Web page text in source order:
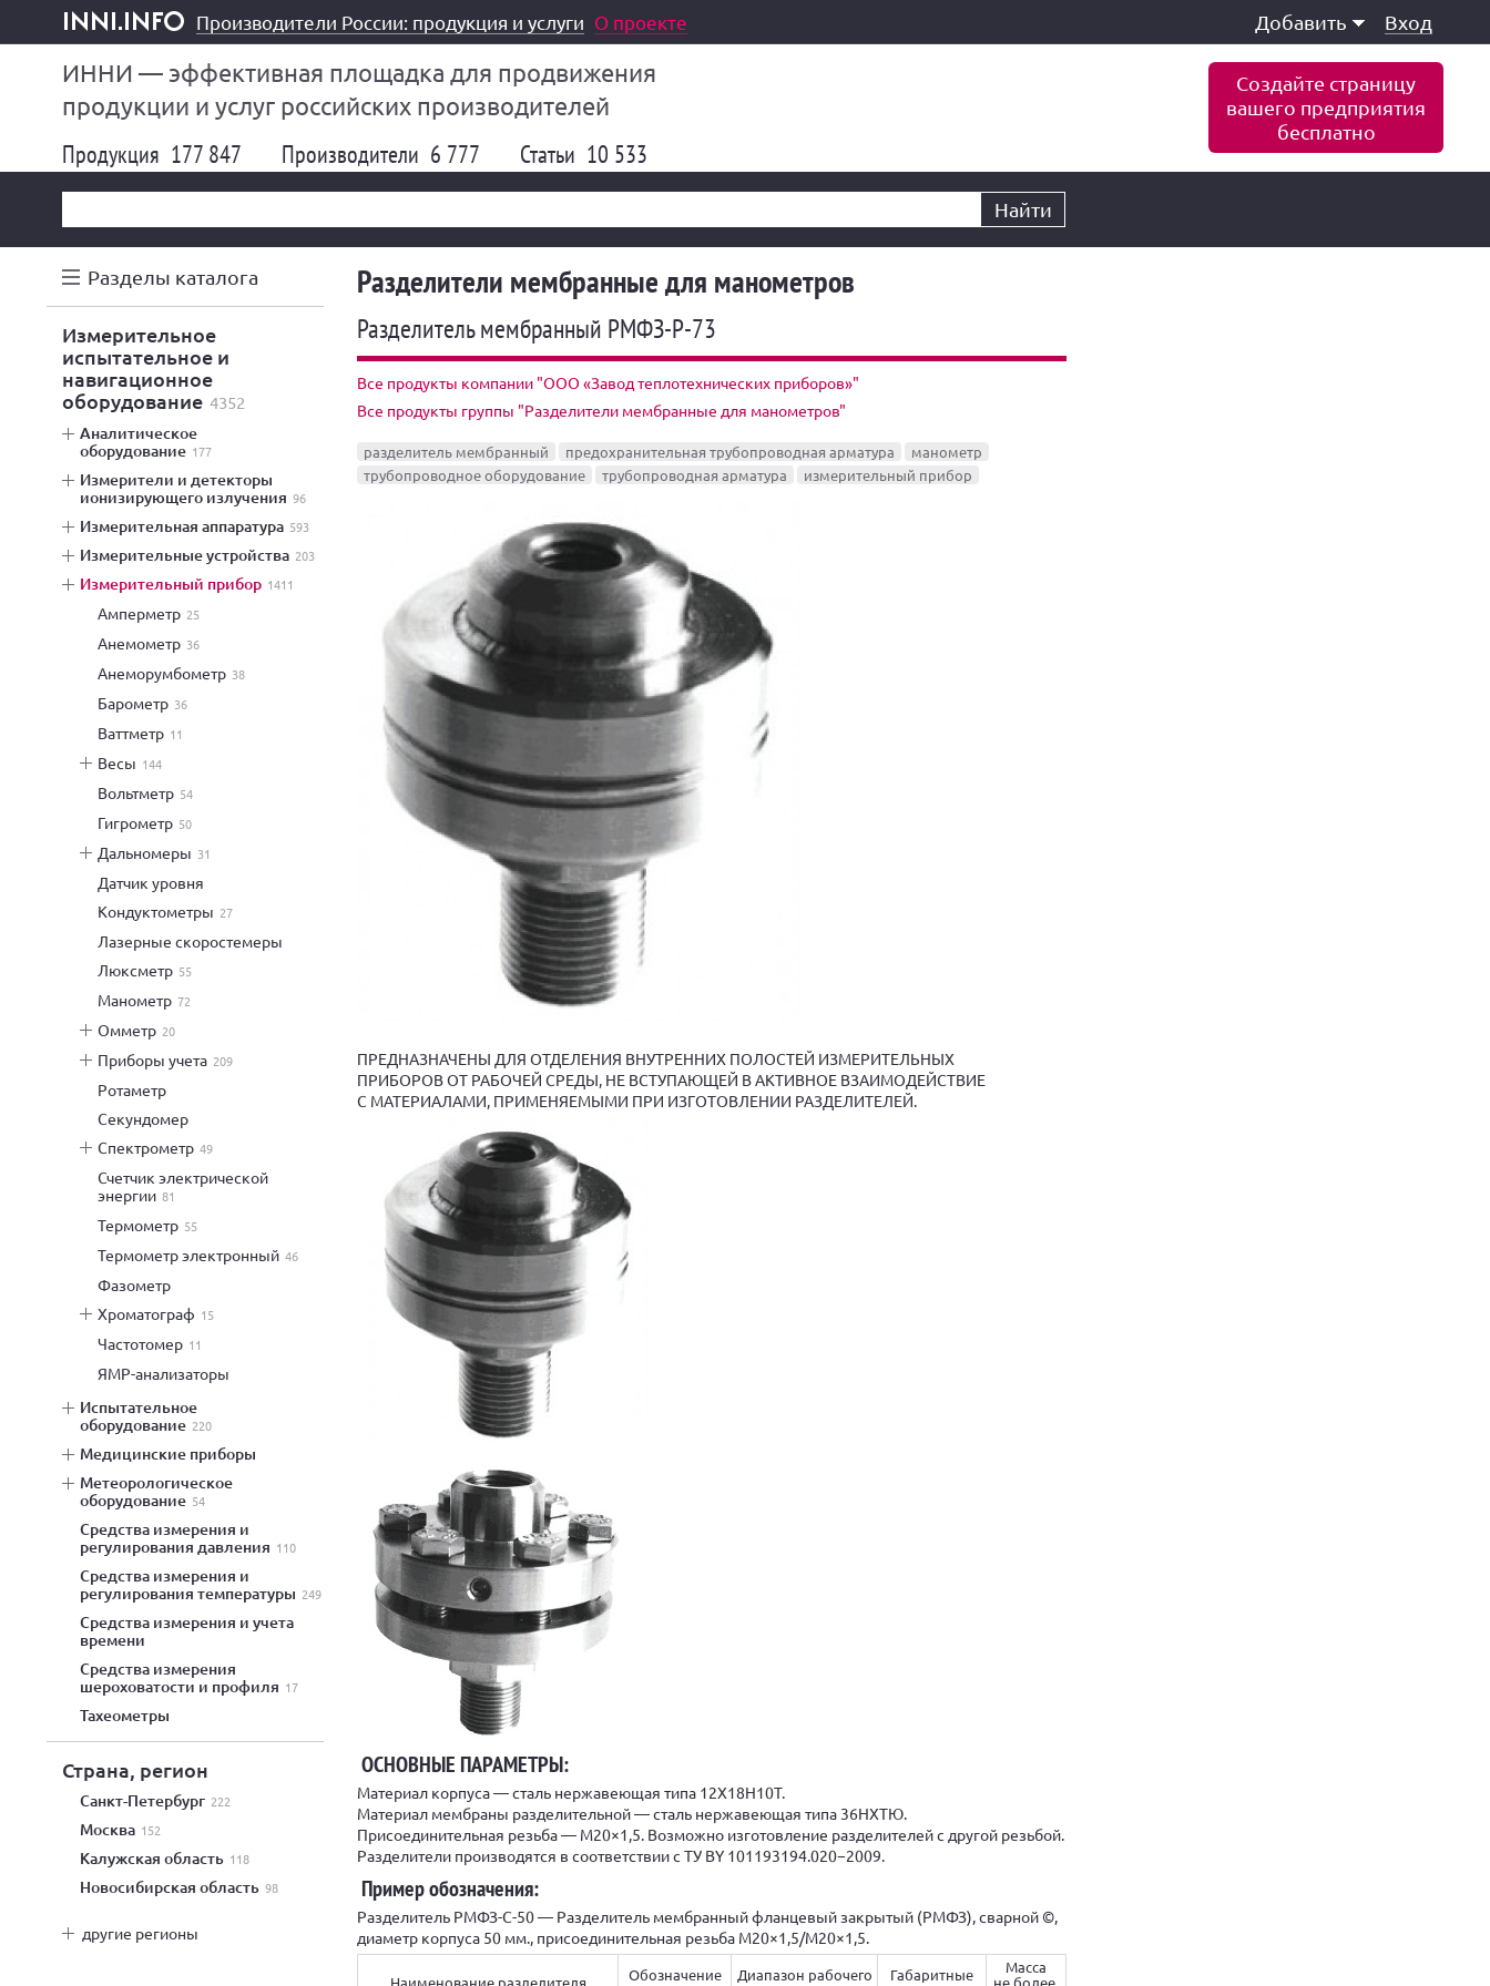
inni.info
Производители России: продукция и услуги О проекте Добавить Вход
ИННИ — эффективная площадка для продвижения
продукции и услуг российских производителей
Создайте страницу
вашего предприятия
бесплатно
Продукция 177 847 Производители 6 777 Статьи 10 533
Найти
Разделы каталога
измерительное
испытательное и
навигационное
оборудование 4352
аналитическое
оборудование 177
измерители и детекторы
ионизирующего излучения 96
измерительная аппаратура 593
измерительные устройства 203
измерительный прибор 1411
амперметр 25
анемометр 36
анеморумбометр 38
барометр 36
ваттметр 11
весы 144
вольтметр 54
гигрометр 50
дальномеры 31
датчик уровня
кондуктометры 27
лазерные скоростемеры
люксметр 55
манометр 72
омметр 20
приборы учета 209
ротаметр
секундомер
спектрометр 49
счетчик электрической
энергии 81
термометр 55
термометр электронный 46
фазометр
хроматограф 15
частотомер 11
ЯМР-анализаторы
испытательное
оборудование 220
медицинские приборы
метеорологическое
оборудование 54
средства измерения и
регулирования давления 110
средства измерения и
регулирования температуры 249
средства измерения и учета
времени
средства измерения
шероховатости и профиля 17
тахеометры
Страна, регион
Санкт-Петербург 222
Москва 152
Калужская область 118
Новосибирская область 98
другие регионы
Разделители мембранные для манометров
Разделитель мембранный РМФЗ-Р-73
Все продукты компании "ООО «Завод теплотехнических приборов»"
Все продукты группы "Разделители мембранные для манометров"
разделитель мембранный предохранительная трубопроводная арматура
манометр
трубопроводное оборудование
трубопроводная арматура измерительный прибор
ПРЕДНАЗНАЧЕНЫ ДЛЯ ОТДЕЛЕНИЯ ВНУТРЕННИХ ПОЛОСТЕЙ ИЗМЕРИТЕЛЬНЫХ
ПРИБОРОВ ОТ РАБОЧЕЙ СРЕДЫ, НЕ ВСТУПАЮЩЕЙ В АКТИВНОЕ ВЗАИМОДЕЙСТВИЕ
С МАТЕРИАЛАМИ, ПРИМЕНЯЕМЫМИ ПРИ ИЗГОТОВЛЕНИИ РАЗДЕЛИТЕЛЕЙ.
ОСНОВНЫЕ ПАРАМЕТРЫ:
Материал корпуса — сталь нержавеющая типа 12Х18Н10Т.
Материал мембраны разделительной — сталь нержавеющая типа 36НХТЮ.
Присоединительная резьба — М20×1,5. Возможно изготовление разделителей с другой резьбой.
Разделители производятся в соответствии с ТУ BY 101193194.020−2009.
Пример обозначения:
Разделитель РМФЗ-С-50 — Разделитель мембранный фланцевый закрытый (РМФЗ), сварной ©,
диаметр корпуса 50 мм., присоединительная резьба М20×1,5/М20×1,5.
Наименование разделителя
Обозначение
Диапазон рабочего
Габаритные
Масса
не более,